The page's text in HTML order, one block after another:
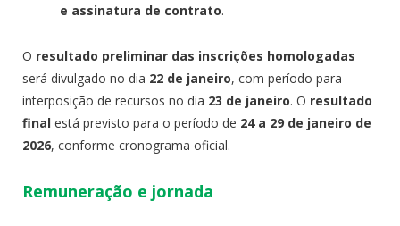
e assinatura de contrato.
O resultado preliminar das inscrições homologadas
será divulgado no dia 22 de janeiro, com período para
interposição de recursos no dia 23 de janeiro. O resultado
final está previsto para o período de 24 a 29 de janeiro de
2026, conforme cronograma oficial.
Remuneração e jornada